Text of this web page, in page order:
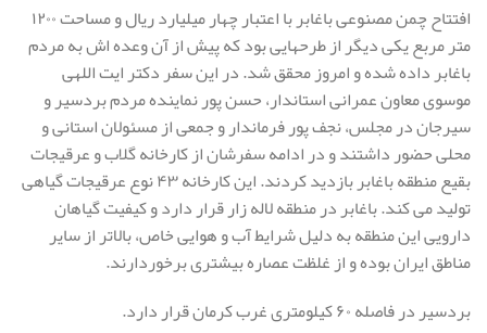
افتتاح چمن مصنوعی باغابر با اعتبار چهار میلیارد ریال و مساحت ۱۲۰۰
متر مربع یکی دیگر از طرحهایی بود که پیش از آن وعده اش به مردم
باغابر داده شده و امروز محقق شد. در این سفر دکتر ایت اللهی
موسوی معاون عمرانی استاندار، حسن پور نماینده مردم بردسیر و
سیرجان در مجلس، نجف پور فرماندار و جمعی از مسئولان استانی و
محلی حضور داشتند و در ادامه سفرشان از کارخانه گلاب و عرقیجات
بقیع منطقه باغابر بازدید کردند. این کارخانه ۴۳ نوع عرقیجات گیاهی
تولید می کند. باغابر در منطقه لاله زار قرار دارد و کیفیت گیاهان
دارویی این منطقه به دلیل شرایط آب و هوایی خاص، بالاتر از سایر
مناطق ایران بوده و از غلظت عصاره بیشتری برخوردارند.
بردسیر در فاصله ۶۰ کیلومتری غرب کرمان قرار دارد.